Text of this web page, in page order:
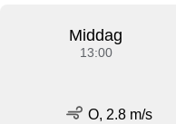
Middag
13:00
O, 2.8 m/s